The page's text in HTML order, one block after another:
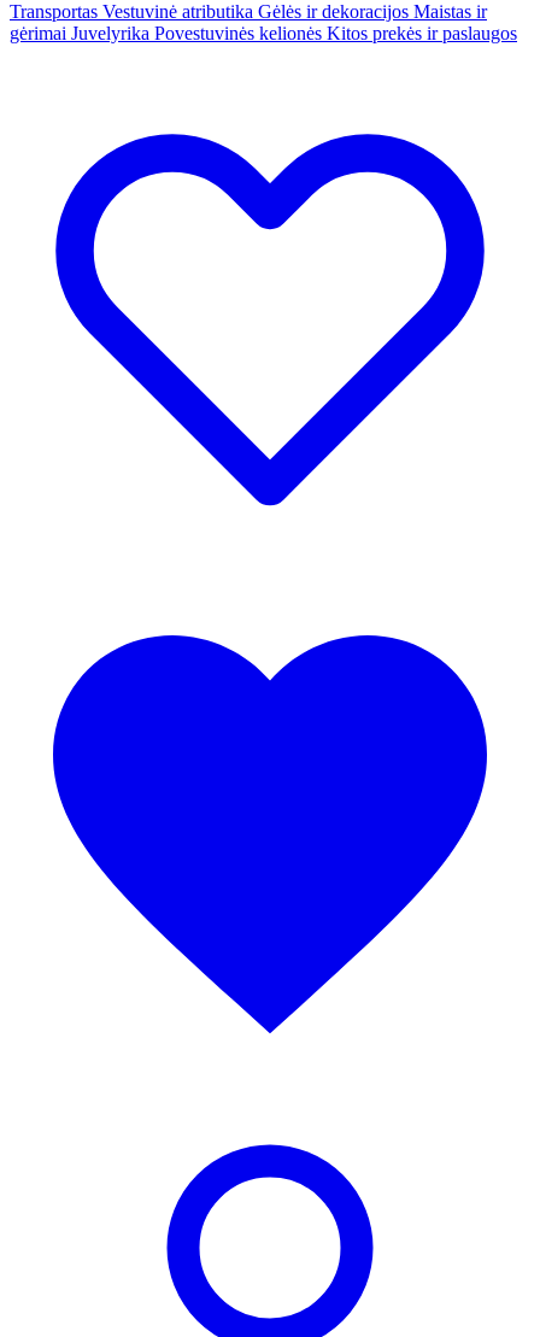
Transportas Vestuvinė atributika Gėlės ir dekoracijos Maistas ir
gėrimai Juvelyrika Povestuvinės kelionės Kitos prekės ir paslaugos